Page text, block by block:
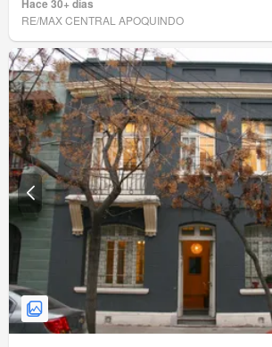
Hace 30+ días
RE/MAX CENTRAL APOQUINDO